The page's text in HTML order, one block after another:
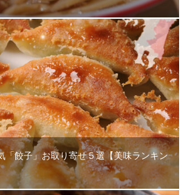
「餃子」お取り寄せ５選【美味ランキン